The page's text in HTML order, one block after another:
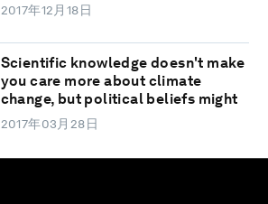
2017年12月18日
Scientific knowledge doesn't make
you care more about climate
change, but political beliefs might
2017年03月28日